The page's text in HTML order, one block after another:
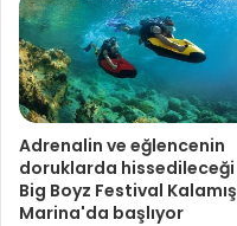
Adrenalin ve eğlencenin
doruklarda hissedileceği
Big Boyz Festival Kalamış
Marina'da başlıyor